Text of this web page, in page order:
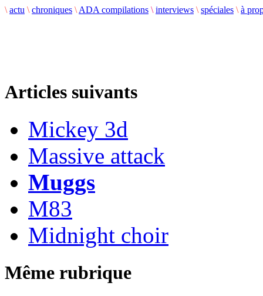
\ actu \ chroniques \ ADA compilations \ interviews \ spéciales \ à
Articles suivants
Mickey 3d
Massive attack
Muggs
M83
Midnight choir
Même rubrique